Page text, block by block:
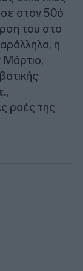
στον 50ό
του στο
η
ροές της